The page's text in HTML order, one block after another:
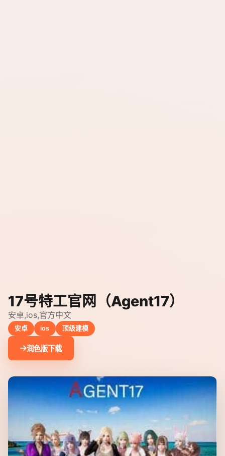
17号特工官网（Agent17）
安卓,ios,官方中文
安卓 ios 顶级建模
润色版下载